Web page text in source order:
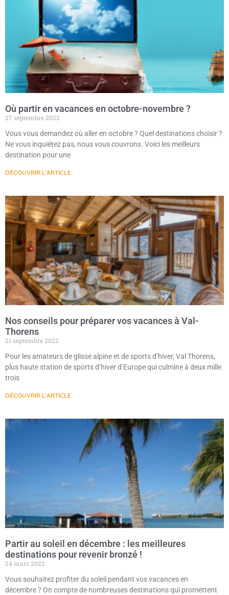
Où partir en vacances en octobre-novembre ?
27 septembre 2022
Vous vous demandez où aller en octobre ? Quel destinations choisir ?
Ne vous inquiétez pas, nous vous couvrons. Voici les meilleurs
destination pour une
DÉCOUVRIR L'ARTICLE
Nos conseils pour préparer vos vacances à Val-
Thorens
21 septembre 2022
Pour les amateurs de glisse alpine et de sports d’hiver, Val Thorens,
plus haute station de sports d’hiver d’Europe qui culmine à deux mille
trois
DÉCOUVRIR L'ARTICLE
Partir au soleil en décembre : les meilleures
destinations pour revenir bronzé !
24 mars 2022
Vous souhaitez profiter du soleil pendant vos vacances en
décembre ? On compte de nombreuses destinations qui promettent